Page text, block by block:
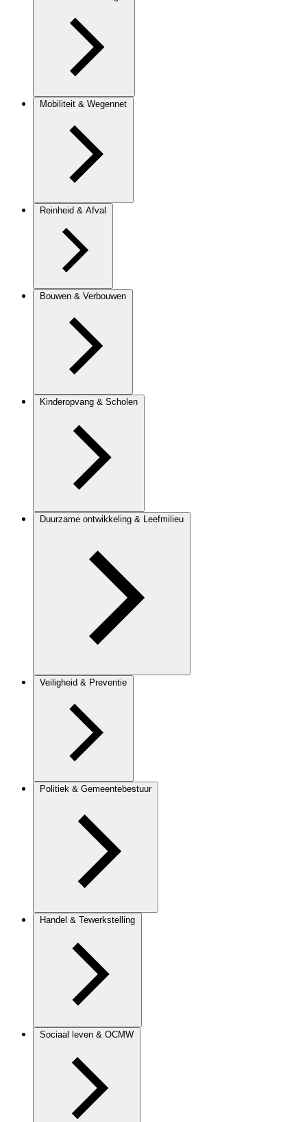
Mobiliteit & Wegennet
Reinheid & Afval
Bouwen & Verbouwen
Kinderopvang & Scholen
Duurzame ontwikkeling & Leefmilieu
Veiligheid & Preventie
Politiek & Gemeentebestuur
Handel & Tewerkstelling
Sociaal leven & OCMW